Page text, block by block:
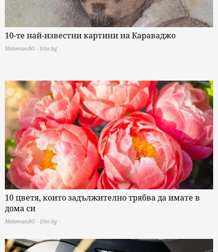
10-те най-известни картини на Караваджо
MelomanBG - 10te.bg
10 цветя, които задължително трябва да имате в
дома си
MelomanBG - 10te.bg